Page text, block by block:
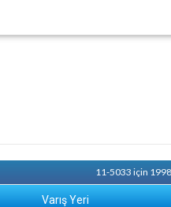
11-5033 için
Varış Yeri